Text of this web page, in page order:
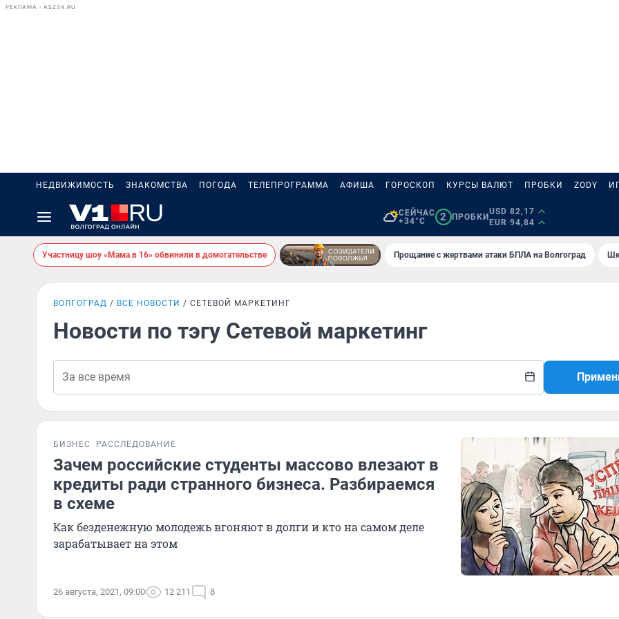
РЕКЛАМА • ASZ34.RU
НЕДВИЖИМОСТЬ ЗНАКОМСТВА ПОГОДА ТЕЛЕПРОГРАММА АФИША ГОРОСКОП КУРСЫ ВАЛЮТ ПРОБКИ ZODY
СЕЙЧАС
+34°C
2 ПРОБКИ
USD 82,17
EUR 94,84
Участницу шоу «Мама в 16» обвинили в домогательстве Прощание с жертвами атаки БПЛА на Волгоград
ВОЛГОГРАД ВСЕ НОВОСТИ СЕТЕВОЙ МАРКЕТИНГ
Новости по тэгу Сетевой маркетинг
БИЗНЕС РАССЛЕДОВАНИЕ
Зачем российские студенты массово влезают в
кредиты ради странного бизнеса. Разбираемся
в схеме
Как безденежную молодежь вгоняют в долги и кто на самом деле
зарабатывает на этом
26 августа, 2021, 09:00 12 211 8